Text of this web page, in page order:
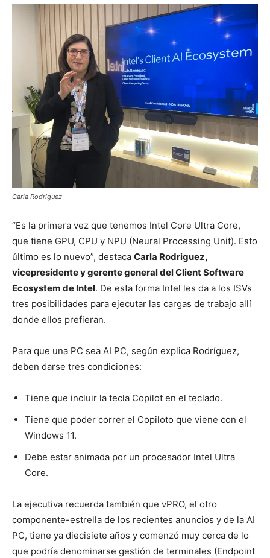
Carla Rodríguez
“Es la primera vez que tenemos Intel Core Ultra Core,
que tiene GPU, CPU y NPU (Neural Processing Unit). Esto
último es lo nuevo”, destaca Carla Rodriguez,
vicepresidente y gerente general del Client Software
Ecosystem de Intel. De esta forma Intel les da a los ISVs
tres posibilidades para ejecutar las cargas de trabajo allí
donde ellos prefieran.
Para que una PC sea AI PC, según explica Rodríguez,
deben darse tres condiciones:
Tiene que incluir la tecla Copilot en el teclado.
Tiene que poder correr el Copiloto que viene con el
Windows 11.
Debe estar animada por un procesador Intel Ultra
Core.
La ejecutiva recuerda también que vPRO, el otro
componente-estrella de los recientes anuncios y de la AI
PC, tiene ya diecisiete años y comenzó muy cerca de lo
que podría denominarse gestión de terminales (Endpoint